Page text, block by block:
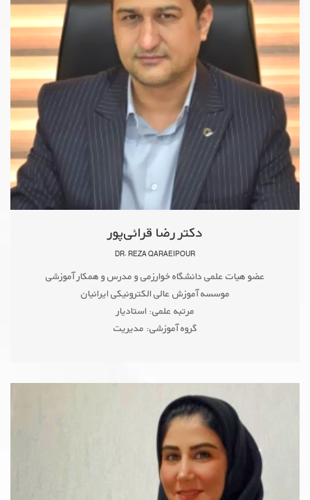
دکتر رضا قرائی‌پور
DR. REZA QARAEIPOUR
عضو هیات علمی دانشگاه خوارزمی و مدرس و همکار آموزشی
موسسه آموزش عالی الکترونیکی ایرانیان
مرتبه علمی: استادیار
گروه آموزشی: مدیریت
ACADEMIA